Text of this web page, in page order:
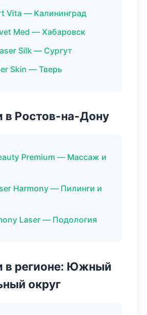
Vita — Калининград
Med — Хабаровск
Silk — Сургут
Skin — Тверь
в Ростов-на-Дону
Premium — Массаж и
Harmony — Пилинги и
Laser — Подология
в регионе: Южный
округ